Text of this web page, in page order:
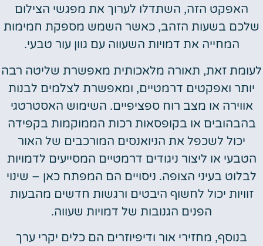
האפקט הזה, השתדלו לערוך את מפגשי הצילום
שלכם בשעות הזהב, כאשר השמש מספקת חמימות
המחייה את דמויות השעווה עם גוון עור טבעי.
לעומת זאת, תאורה מלאכותית מאפשרת שליטה רבה
יותר ואפקטים דרמטיים, ומאפשרת לצלמים לבנות
אווירה או מצב רוח ספציפיים. השימוש האסטרטגי
בהבהובים או בקופסאות רכות הממוקמות בקפידה
יכול לשכפל את הניואנסים המורכבים של האור
הטבעי או ליצור ניגודים דרמטיים המסייעים לדמויות
לבלוט בעיני הצופה. ניסויים הם המפתח כאן – שינוי
זוויות יכול לחשוף היבטים ורגשות חדשים מהבעות
הפנים הגנובות של דמויות שעווה.
בנוסף, מחזירי אור ודיפיוזרים הם כלים יקרי ערך